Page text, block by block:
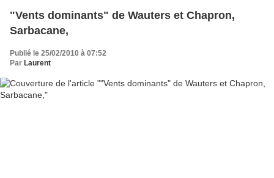
"Vents dominants" de Wauters et Chapron,
Sarbacane,
Publié le 25/02/2010 à 07:52
Par Laurent